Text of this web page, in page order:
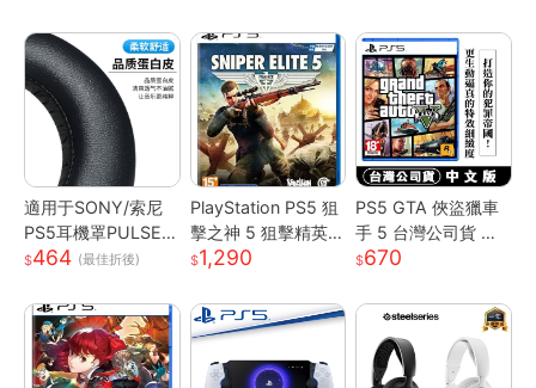
適用于SONY/索尼
PS5耳機罩PULSE
海綿套3D耳套PlayS
464 (最佳折後)
PlayStation PS5 狙
擊之神 5 狙擊精英 5
Sniper Elite 5 中文
1,290
PS5 GTA 俠盜獵車
手 5 台灣公司貨 中
英文版 GTAV
670